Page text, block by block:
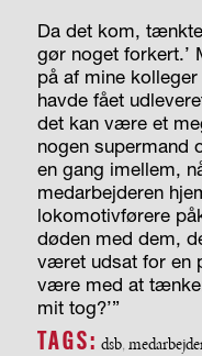
Da det kom,
gør noget
på af mine
havde fået
det kan være et
nogen supermand
en gang imellem,
medarbejderen
lokomotivførere
døden med dem,
været udsat for en
være med at
mit tog?’”
TAGS: dsb,